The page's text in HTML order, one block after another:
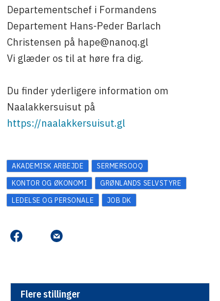
Departementschef i Formandens
Departement Hans-Peder Barlach
Christensen på hape@nanoq.gl
Vi glæder os til at høre fra dig.
Du finder yderligere information om
Naalakkersuisut på
https://naalakkersuisut.gl
AKADEMISK ARBEJDE
SERMERSOOQ
KONTOR OG ØKONOMI
GRØNLANDS SELVSTYRE
LEDELSE OG PERSONALE
JOB DK
Flere stillinger